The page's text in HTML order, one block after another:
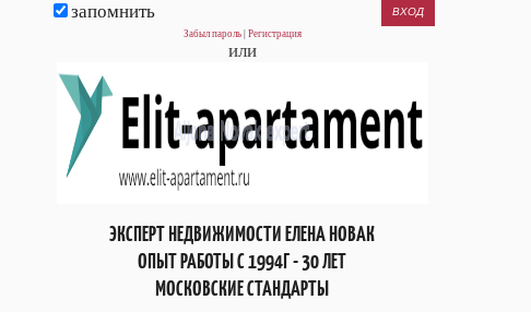
запомнить
Забыл пароль| Регистрация
или
ЭКСПЕРТ НЕДВИЖИМОСТИ ЕЛЕНА НОВАК
ОПЫТ РАБОТЫ С 1994Г - 30 ЛЕТ
МОСКОВСКИЕ СТАНДАРТЫ